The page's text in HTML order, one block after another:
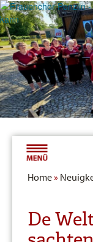
Home»
De